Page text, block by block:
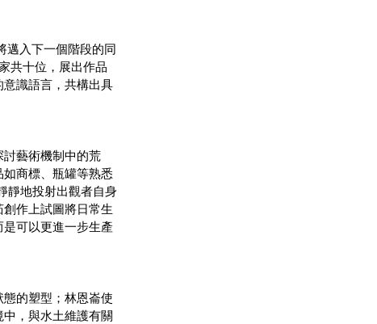
邁入下一個階段的同
共十位，展出作品
識語言，共構出具
藝術機制中的荒
商標、瓶罐等熟悉
靜地投射出觀者自身
作上試圖將日常生
可以更進一步生產
的塑型；林恩崙使
，與水土維護有關